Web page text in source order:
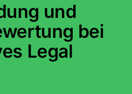
und
bei
Legal